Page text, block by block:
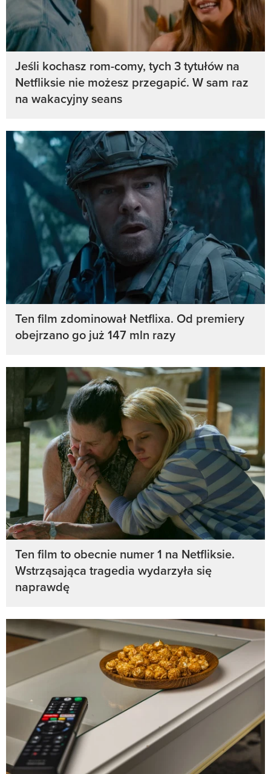
Jeśli kochasz rom-comy, tych 3 tytułów na
Netfliksie nie możesz przegapić. W sam raz
na wakacyjny seans
Ten film zdominował Netflixa. Od premiery
obejrzano go już 147 mln razy
Ten film to obecnie numer 1 na Netfliksie.
Wstrząsająca tragedia wydarzyła się
naprawdę